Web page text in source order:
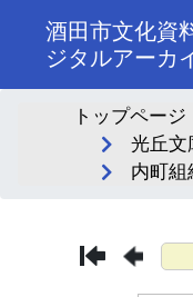
酒田市文化資
ジタルアーカ
トップページ
光丘文
内町組